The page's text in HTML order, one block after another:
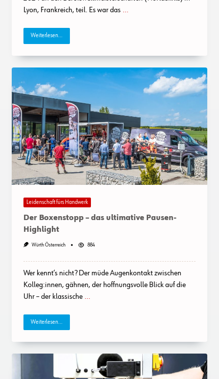
Lyon, Frankreich, teil. Es war das ...
Weiterlesen...
Leidenschaft fürs Handwerk
Der Boxenstopp – das ultimative Pausen-
Highlight
Würth Österreich 884
Wer kennt‘s nicht? Der müde Augenkontakt zwischen
Kolleg:innen, gähnen, der hoffnungsvolle Blick auf die
Uhr – der klassische ...
Weiterlesen...